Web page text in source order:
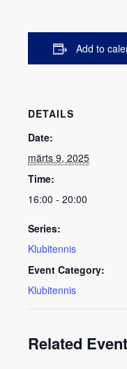
Add to
DETAILS
Date:
märts 9, 2025
Time:
16:00 - 20:00
Series:
Klubitennis
Event Category:
Klubitennis
Related